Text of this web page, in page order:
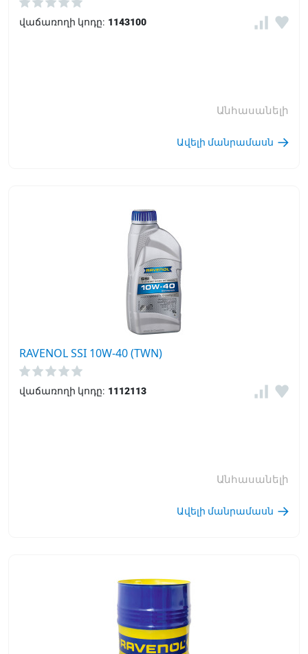
վաճառողի կոդը: 1143100
Անհասանելի
Ավելի մանրամասն
RAVENOL SSI 10W-40 (TWN)
վաճառողի կոդը: 1112113
Անհասանելի
Ավելի մանրամասն